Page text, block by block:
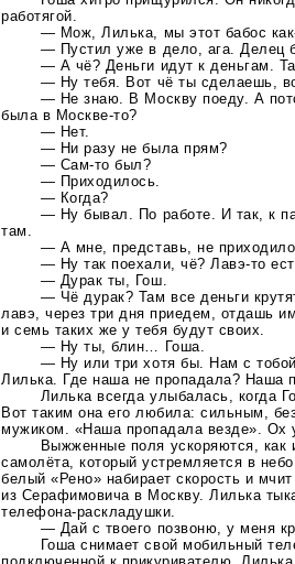
работягой.
— Мож, Лилька, мы этот бабос
— Пустил уже в дело, ага. Делец
— А чё? Деньги идут к деньгам.
— Ну тебя. Вот чё ты сделаешь,
— Не знаю. В Москву поеду. А
была в Москве-то?
— Нет.
— Ни разу не была прям?
— Сам-то был?
— Приходилось.
— Когда?
— Ну бывал. По работе. И так, к
там.
— А мне, представь, не
— Ну так поехали, чё? Лавэ-то
— Дурак ты, Гош.
— Чё дурак? Там все деньги
лавэ, через три дня приедем, отдашь
и семь таких же у тебя будут своих.
— Ну ты, блин… Гоша.
— Ну или три хотя бы. Нам с
Лилька. Где наша не пропадала? Наша
Лилька всегда улыбалась, когда
Вот таким она его любила: сильным,
мужиком. «Наша пропадала везде». Ох
Выжженные поля ускоряются, как
самолёта, который устремляется в
белый «Рено» набирает скорость и
из Серафимовича в Москву. Лилька
телефона-раскладушки
— Дай с твоего позвоню, у меня
Гоша снимает свой мобильный